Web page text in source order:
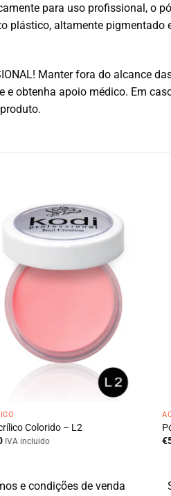
para uso profissional, o
plástico, altamente
Manter fora do alcance
e obtenha apoio médico. Em
Colorido – L2
IVA incluido
€
e condições de venda